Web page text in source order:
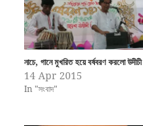
নাচে, গানে মুখরিত হয়ে বর্ষবরণ করলো উদীচী
14 Apr 2015
In "সংবাদ"